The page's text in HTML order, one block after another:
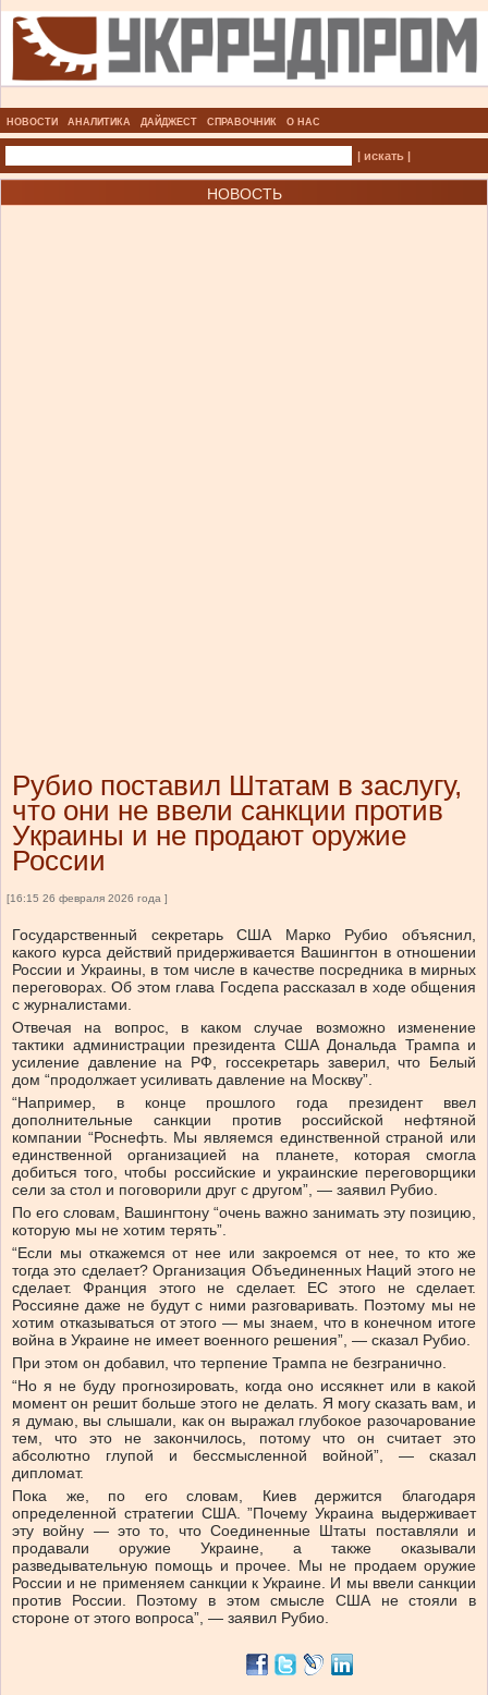
НОВОСТИ АНАЛИТИКА ДАЙДЖЕСТ СПРАВОЧНИК О НАС
| искать |
НОВОСТЬ
Рубио поставил Штатам в заслугу,
что они не ввели санкции против
Украины и не продают оружие
России
[16:15 26 февраля 2026 года ]
Государственный секретарь США Марко Рубио объяснил,
какого курса действий придерживается Вашингтон в отношении
России и Украины, в том числе в качестве посредника в мирных
переговорах. Об этом глава Госдепа рассказал в ходе общения
с журналистами.
Отвечая на вопрос, в каком случае возможно изменение
тактики администрации президента США Дональда Трампа и
усиление давление на РФ, госсекретарь заверил, что Белый
дом “продолжает усиливать давление на Москву”.
“Например, в конце прошлого года президент ввел
дополнительные санкции против российской нефтяной
компании “Роснефть. Мы являемся единственной страной или
единственной организацией на планете, которая смогла
добиться того, чтобы российские и украинские переговорщики
сели за стол и поговорили друг с другом”, — заявил Рубио.
По его словам, Вашингтону “очень важно занимать эту позицию,
которую мы не хотим терять”.
“Если мы откажемся от нее или закроемся от нее, то кто же
тогда это сделает? Организация Объединенных Наций этого не
сделает. Франция этого не сделает. ЕС этого не сделает.
Россияне даже не будут с ними разговаривать. Поэтому мы не
хотим отказываться от этого — мы знаем, что в конечном итоге
война в Украине не имеет военного решения”, — сказал Рубио.
При этом он добавил, что терпение Трампа не безгранично.
“Но я не буду прогнозировать, когда оно иссякнет или в какой
момент он решит больше этого не делать. Я могу сказать вам, и
я думаю, вы слышали, как он выражал глубокое разочарование
тем, что это не закончилось, потому что он считает это
абсолютно глупой и бессмысленной войной”, — сказал
дипломат.
Пока же, по его словам, Киев держится благодаря
определенной стратегии США. ”Почему Украина выдерживает
эту войну — это то, что Соединенные Штаты поставляли и
продавали оружие Украине, а также оказывали
разведывательную помощь и прочее. Мы не продаем оружие
России и не применяем санкции к Украине. И мы ввели санкции
против России. Поэтому в этом смысле США не стояли в
стороне от этого вопроса”, — заявил Рубио.